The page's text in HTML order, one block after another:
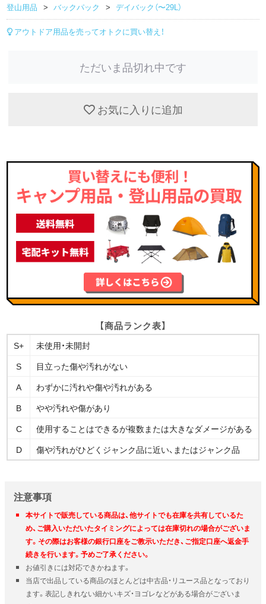
登山用品
バックパック デイバック（〜29L）
アウトドア用品を売ってオトクに買い替え！
ただいま品切れ中です
お気に入りに追加
【商品ランク表】
S+
未使用・未開封
S
目立った傷や汚れがない
A
わずかに汚れや傷や汚れがある
B
やや汚れや傷があり
C
使用することはできるが複数または大きなダメージがある
D
傷や汚れがひどくジャンク品に近い、またはジャンク品
注意事項
本サイトで販売している商品は、他サイトでも在庫を共有しているた
め、ご購入いただいたタイミングによっては在庫切れの場合がございま
す。その際はお客様の銀行口座をご教示いただき、ご指定口座へ返金手
続きを行います。予めご了承ください。
お値引きには対応できかねます。
当店で出品している商品のほとんどは中古品・リユース品となっており
ます。表記しきれない細かいキズ・ヨゴレなどがある場合がございま